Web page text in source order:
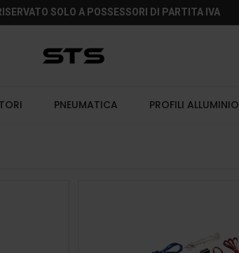
SOLO A POSSESSORI DI PARTITA IVA
PNEUMATICA PROFILI ALLUMINIO